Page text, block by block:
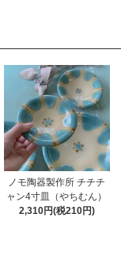
ノモ陶器製作所 チチチ
ャン4寸皿（やちむん）
2,310円(税210円)